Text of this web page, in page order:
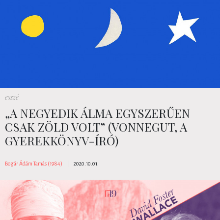
esszé
„A NEGYEDIK ÁLMA EGYSZERŰEN
CSAK ZÖLD VOLT” (VONNEGUT, A
GYEREKKÖNYV-ÍRÓ)
Bogár Ádám Tamás (1984) 2020.10.01.